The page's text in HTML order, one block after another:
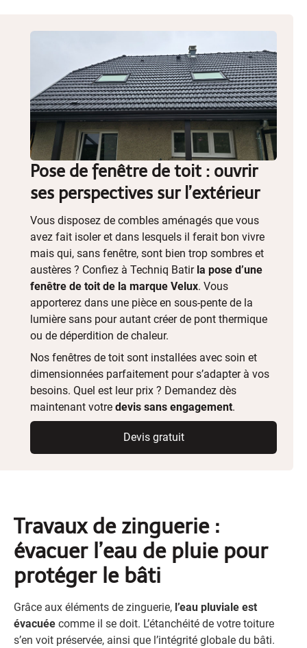
Pose de fenêtre de toit : ouvrir
ses perspectives sur l’extérieur
Vous disposez de combles aménagés que vous
avez fait isoler et dans lesquels il ferait bon vivre
mais qui, sans fenêtre, sont bien trop sombres et
austères ? Confiez à Techniq Batir la pose d’une
fenêtre de toit de la marque Velux. Vous
apporterez dans une pièce en sous-pente de la
lumière sans pour autant créer de pont thermique
ou de déperdition de chaleur.
Nos fenêtres de toit sont installées avec soin et
dimensionnées parfaitement pour s’adapter à vos
besoins. Quel est leur prix ? Demandez dès
maintenant votre devis sans engagement.
Devis gratuit
Travaux de zinguerie :
évacuer l’eau de pluie pour
protéger le bâti
Grâce aux éléments de zinguerie, l’eau pluviale est
évacuée comme il se doit. L’étanchéité de votre toiture
s’en voit préservée, ainsi que l’intégrité globale du bâti.